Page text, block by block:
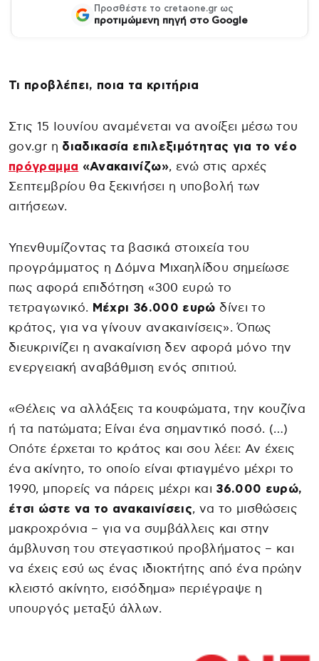
Προσθέστε το cretaone.gr ως
προτιμώμενη πηγή στο Google
Τι προβλέπει, ποια τα κριτήρια
Στις 15 Ιουνίου αναμένεται να ανοίξει μέσω του
gov.gr η διαδικασία επιλεξιμότητας για το νέο
πρόγραμμα «Ανακαινίζω», ενώ στις αρχές
Σεπτεμβρίου θα ξεκινήσει η υποβολή των
αιτήσεων.
Υπενθυμίζοντας τα βασικά στοιχεία του
προγράμματος η Δόμνα Μιχαηλίδου σημείωσε
πως αφορά επιδότηση «300 ευρώ το
τετραγωνικό. Μέχρι 36.000 ευρώ δίνει το
κράτος, για να γίνουν ανακαινίσεις». Όπως
διευκρινίζει η ανακαίνιση δεν αφορά μόνο την
ενεργειακή αναβάθμιση ενός σπιτιού.
«Θέλεις να αλλάξεις τα κουφώματα, την κουζίνα
ή τα πατώματα; Είναι ένα σημαντικό ποσό. (…)
Οπότε έρχεται το κράτος και σου λέει: Αν έχεις
ένα ακίνητο, το οποίο είναι φτιαγμένο μέχρι το
1990, μπορείς να πάρεις μέχρι και 36.000 ευρώ,
έτσι ώστε να το ανακαινίσεις, να το μισθώσεις
μακροχρόνια – για να συμβάλλεις και στην
άμβλυνση του στεγαστικού προβλήματος – και
να έχεις εσύ ως ένας ιδιοκτήτης από ένα πρώην
κλειστό ακίνητο, εισόδημα» περιέγραψε η
υπουργός μεταξύ άλλων.